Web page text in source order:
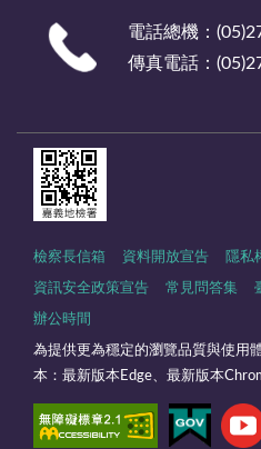
電話總機：
傳真電話：
檢察長信箱 資料開放宣告 隱私
資訊安全政策宣告 常見問答集
辦公時間
為提供更為穩定的瀏覽品質與使用
本：最新版本Edge、最新版本